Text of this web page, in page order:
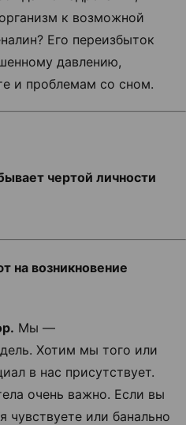
к возможной
Его переизбыток
давлению,
и проблемам со сном.
чертой личности
на возникновение
Мы —
Хотим мы того или
в нас присутствует.
очень важно. Если вы
чувствуете или банально